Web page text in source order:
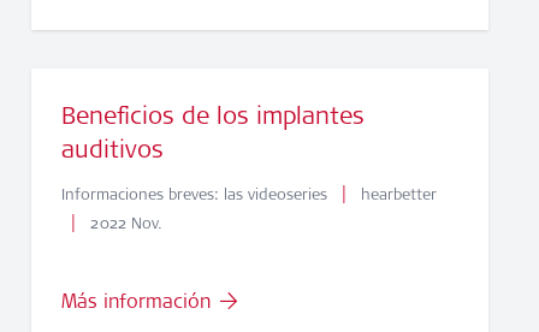
Beneficios de los implantes
auditivos
Informaciones breves: las videoseries | hearbetter
| 2022 Nov.
Más información